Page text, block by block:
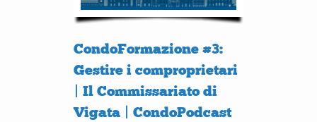
CondoFormazione #3:
Gestire i comproprietari
| Il Commissariato di
Vigata | CondoPodcast